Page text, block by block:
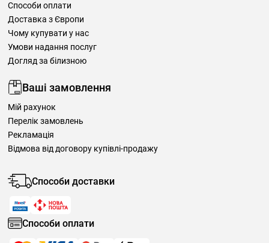
Способи оплати
Доставка з Європи
Чому купувати у нас
Умови надання послуг
Догляд за білизною
Ваші замовлення
Мій рахунок
Перелік замовлень
Рекламація
Відмова від договору купівлі-продажу
Способи доставки
Способи оплати